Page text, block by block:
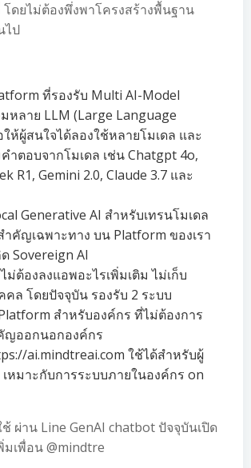
โดยไม่ต้องพึ่งพาโครงสร้างพื้นฐาน
ไป
ที่รองรับ Multi AI-Model
หลาย LLM (Large Language
ให้ผู้สนใจได้ลองใช้หลายโมเดล และ
ำตอบจากโมเดล เช่น Chatgpt 4o,
R1, Gemini 2.0, Claude 3.7 และ
Generative AI สำหรับเทรนโมเดล
คัญเฉพาะทาง บน Platform ของเรา
ด Sovereign AI
ม่ต้องลงแอพอะไรเพิ่มเติม ไม่เก็บ
ล โดยปัจจุบัน รองรับ 2 ระบบ
สำหรับองค์กร ที่ไม่ต้องการ
ญออกนอกองค์กร
ai.mindtreai.com ใช้ได้สำหรับผู้
หมาะกับการระบบภายในองค์กร on
ผ่าน Line GenAI chatbot ปัจจุบันเปิด
มเพื่อน @mindtre